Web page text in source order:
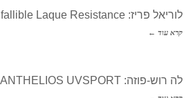
לוריאל פריז: Infallible Laque Resistance
קרא עוד ←
לה רוש-פוזה: ANTHELIOS UVSPORT